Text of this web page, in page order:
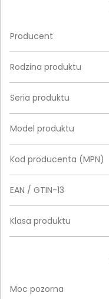
Producent
Rodzina produktu
Seria produktu
Model produktu
Kod producenta (MPN)
EAN / GTIN-13
Klasa produktu
Moc pozorna